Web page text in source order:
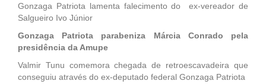
Gonzaga Patriota lamenta falecimento do ex-vereador de
Salgueiro Ivo Júnior
Gonzaga Patriota parabeniza Márcia Conrado pela
presidência da Amupe
Valmir Tunu comemora chegada de retroescavadeira que
conseguiu através do ex-deputado federal Gonzaga Patriota